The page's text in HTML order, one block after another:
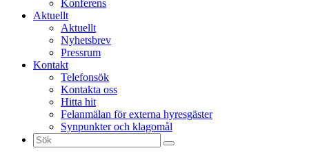
Konferens
Aktuellt
Aktuellt
Nyhetsbrev
Pressrum
Kontakt
Telefonsök
Kontakta oss
Hitta hit
Felanmälan för externa hyresgäster
Synpunkter och klagomål
Sök
efter: